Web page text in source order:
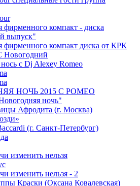
фирменного компакт - диска
выпуск"
фирменного компакт диска от КРК
Новогодний
с Dj Alexey Romeo
НОЧЬ 2015 C РОМЕО
ночь"
Афродита (г. Москва)
(г. Санкт-Петербург)
изменить нельзя
изменить нельзя - 2
Краски (Оксана Ковалевская)